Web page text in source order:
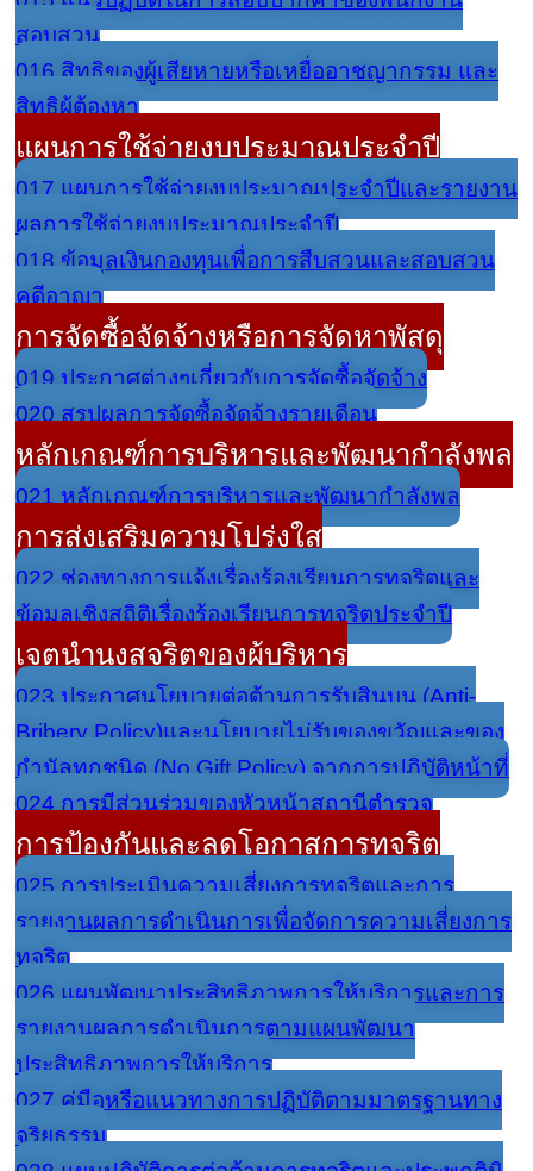
สอบสวน
016 สิทธิของผู้เสียหายหรือเหยื่ออาชญากรรม และ
สิทธิผู้ต้องหา
แผนการใช้จ่ายงบประมาณประจำปี
017 แผนการใช้จ่ายงบประมาณประจำปีและรายงาน
ผลการใช้จ่ายงบประมาณประจำปี
018 ข้อมูลเงินกองทุนเพื่อการสืบสวนและสอบสวน
คดีอาญา
การจัดซื้อจัดจ้างหรือการจัดหาพัสดุ
019 ประกาศต่างๆเกี่ยวกับการจัดซื้อจัดจ้าง
020 สรุปผลการจัดซื้อจัดจ้างรายเดือน
หลักเกณฑ์การบริหารและพัฒนากำลังพล
021 หลักเกณฑ์การบริหารและพัฒนากำลังพล
การส่งเสริมความโปร่งใส
022 ช่องทางการแจ้งเรื่องร้องเรียนการทุจริตและ
ข้อมูลเชิงสถิติเรื่องร้องเรียนการทุจริตประจำปี
เจตนำนงสุจริตของผู้บริหาร
023 ประกาศนโยบายต่อต้านการรับสินบน (Anti-
Bribery Policy)และนโยบายไม่รับของขวัญและของ
กำนัลทุกชนิด (No Gift Policy) จากการปฏิบัติหน้าที่
024 การมีส่วนร่วมของหัวหน้าสถานีตำรวจ
การป้องกันและลดโอกาสการทุจริต
025 การประเมินความเสี่ยงการทุจริตและการ
รายงานผลการดำเนินการเพื่อจัดการความเสี่ยงการ
ทุจริต
026 แผนพัฒนาประสิทธิภาพการให้บริการและการ
รายงานผลการดำเนินการตามแผนพัฒนา
ประสิทธิภาพการให้บริการ
027 คู่มือหรือแนวทางการปฏิบัติตามมาตรฐานทาง
จริยธรรม